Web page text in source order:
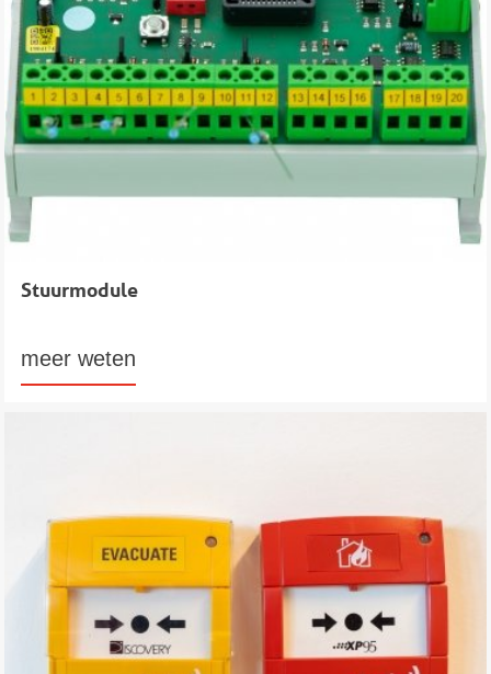
Stuurmodule
meer weten